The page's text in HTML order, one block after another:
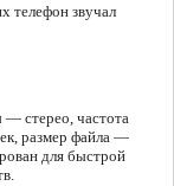
телефон звучал
стерео, частота
размер файла —
для быстрой